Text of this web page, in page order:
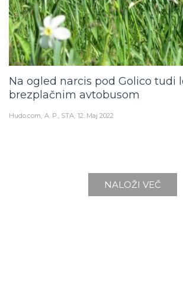
Na ogled narcis pod Golico tudi
brezplačnim avtobusom
Hudo.com A. P., STA 12. Maj 2022
NALOŽI VEČ